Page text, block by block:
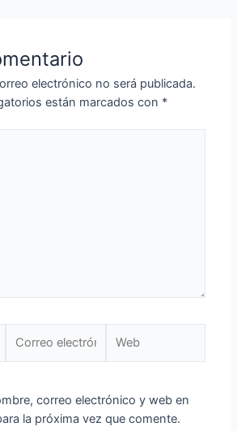
electrónico no será publicada.
están marcados con *
correo electrónico y web en
la próxima vez que comente.